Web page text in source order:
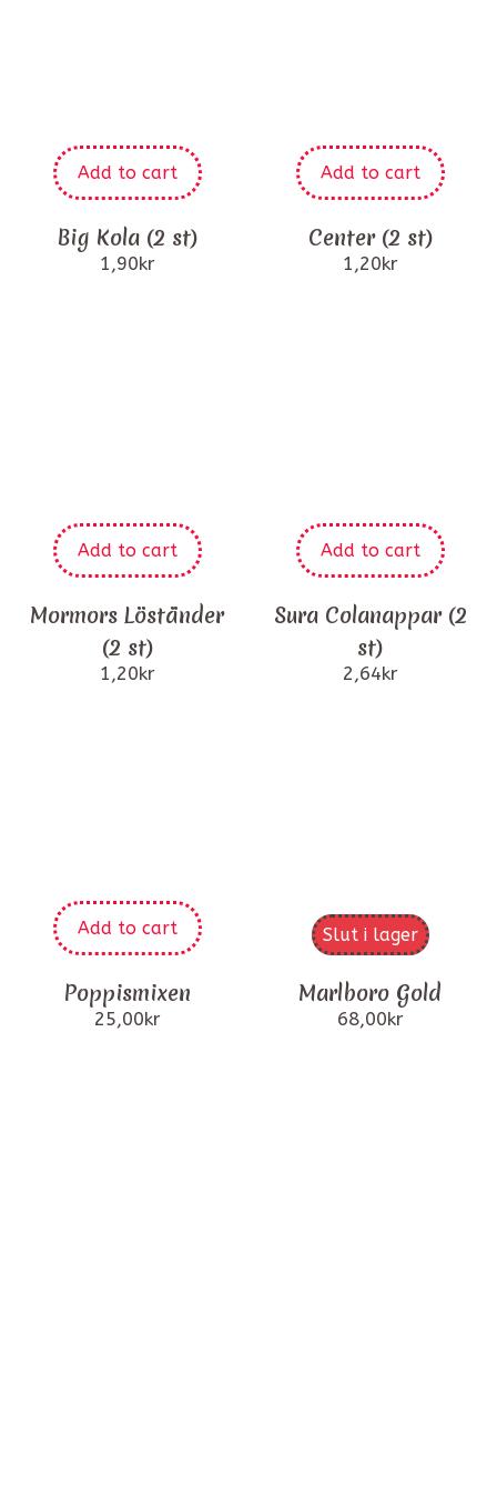
Add to cart
Big Kola (2 st)
1,90kr
Add to cart
Center (2 st)
1,20kr
Add to cart
Mormors Löständer
(2 st)
1,20kr
Add to cart
Sura Colanappar (2
st)
2,64kr
Add to cart
Poppismixen
25,00kr
Slut i lager
Marlboro Gold
68,00kr